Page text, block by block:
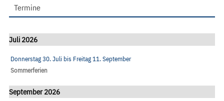
Termine
Juli 2026
Donnerstag 30. Juli bis Freitag 11. September
Sommerferien
September 2026